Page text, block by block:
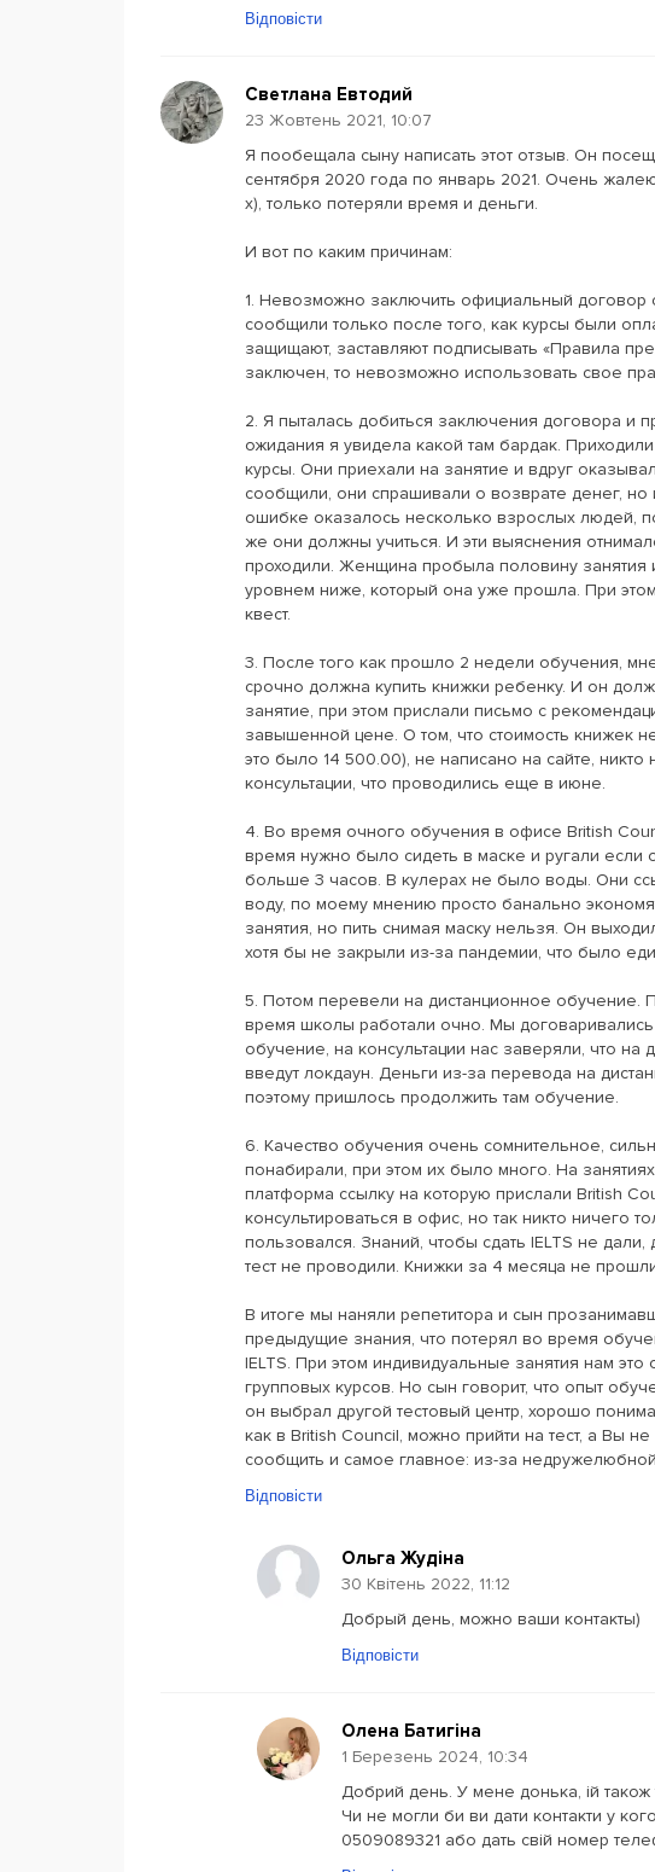
Відповісти
Светлана Евтодий
23 Жовтень 2021, 10:07
Я пообещала сыну написать этот отзыв. Он
сентября 2020 года по январь 2021. Очень
х), только потеряли время и деньги.
И вот по каким причинам:
1. Невозможно заключить официальный договор
сообщили только после того, как курсы были
защищают, заставляют подписывать «Правила
заключен, то невозможно использовать свое
2. Я пыталась добиться заключения договора и
ожидания я увидела какой там бардак.
курсы. Они приехали на занятие и вдруг
сообщили, они спрашивали о возврате денег, но
ошибке оказалось несколько взрослых людей,
же они должны учиться. И эти выяснения
проходили. Женщина пробыла половину занятия
уровнем ниже, который она уже прошла. При
квест.
3. После того как прошло 2 недели обучения,
срочно должна купить книжки ребенку. И он
занятие, при этом прислали письмо с
завышенной цене. О том, что стоимость книжек
это было 14 500.00), не написано на сайте,
консультации, что проводились еще в июне.
4. Во время очного обучения в офисе British
время нужно было сидеть в маске и ругали если
больше 3 часов. В кулерах не было воды. Они
воду, по моему мнению просто банально
занятия, но пить снимая маску нельзя. Он
хотя бы не закрыли из-за пандемии, что было
5. Потом перевели на дистанционное обучение.
время школы работали очно. Мы
обучение, на консультации нас заверяли, что на
введут локдаун. Деньги из-за перевода на
поэтому пришлось продолжить там обучение.
6. Качество обучения очень сомнительное,
понабирали, при этом их было много. На
платформа ссылку на которую прислали British
консультироваться в офис, но так никто ничего
пользовался. Знаний, чтобы сдать IELTS не
тест не проводили. Книжки за 4 месяца не
В итоге мы наняли репетитора и сын
предыдущие знания, что потерял во время
IELTS. При этом индивидуальные занятия нам
групповых курсов. Но сын говорит, что опыт
он выбрал другой тестовый центр, хорошо
как в British Council, можно прийти на тест, а Вы
сообщить и самое главное: из-за недружелюбной
Відповісти
Ольга Жудіна
30 Квітень 2022, 11:12
Добрый день, можно ваши контакты)
Відповісти
Олена Батигіна
1 Березень 2024, 10:34
Добрий день. У мене донька, ій також
Чи не могли би ви дати контакти у
0509089321 або дать свій номер